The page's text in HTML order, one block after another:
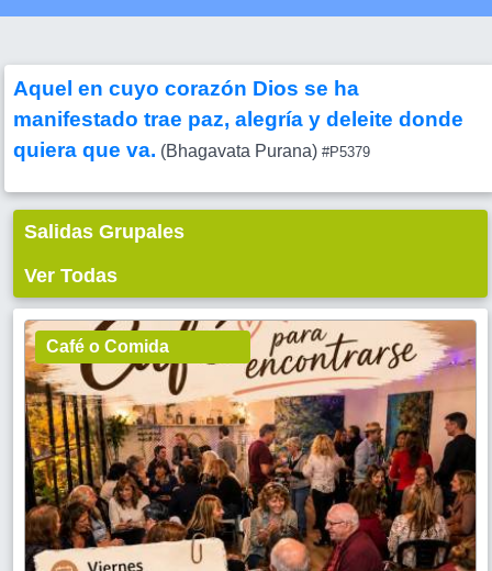
Aquel en cuyo corazón Dios se ha
manifestado trae paz, alegría y deleite donde
quiera que va. (Bhagavata Purana) #P5379
Salidas Grupales
Ver Todas
Café o Comida